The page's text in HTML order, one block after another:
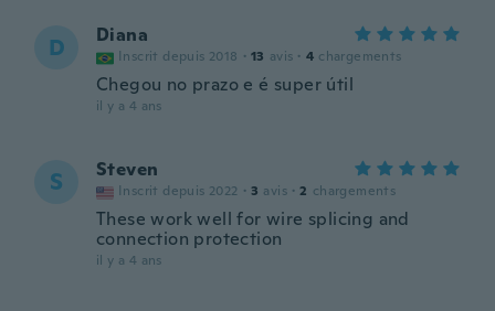
D Diana
Inscrit depuis 2018 · 13 avis · 4 chargements
Chegou no prazo e é super útil
il y a 4 ans
S Steven
Inscrit depuis 2022 · 3 avis · 2 chargements
These work well for wire splicing and
connection protection
il y a 4 ans